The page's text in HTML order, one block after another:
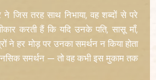
ने जिस तरह साथ निभाया, वह शब्दों से परे
करती हैं कि यदि उनके पति, सासू माँ,
ने हर मोड़ पर उनका समर्थन न किया होता
समर्थन — तो वह कभी इस मुकाम तक